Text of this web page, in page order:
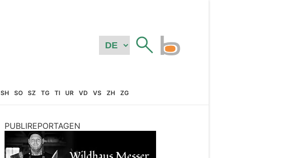
SH SO SZ TG TI UR VD VS ZH ZG
PUBLIREPORTAGEN